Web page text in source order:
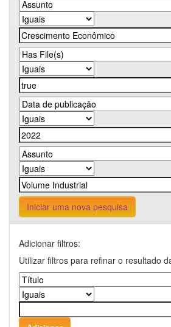
Iniciar uma nova pesquisa
Adicionar filtros:
Utilizar filtros para refinar o resultado